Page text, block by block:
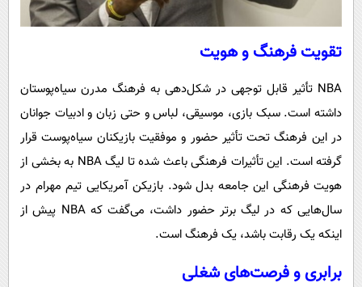
تقویت فرهنگ و هویت
NBA تأثیر قابل توجهی در شکل‌دهی به فرهنگ مدرن سیاه‌پوستان
داشته است. سبک بازی، موسیقی، لباس و حتی زبان و ادبیات جوانان
در این فرهنگ تحت تأثیر حضور و موفقیت بازیکنان سیاه‌پوست قرار
گرفته است. این تأثیرات فرهنگی باعث شده تا لیگ NBA به بخشی از
هویت فرهنگی این جامعه بدل شود. بازیکن آمریکایی تیم مهرام در
سال‌هایی که در لیگ برتر حضور داشت، می‌گفت که NBA پیش از
اینکه یک رقابت باشد، یک فرهنگ است.
برابری و فرصت‌های شغلی